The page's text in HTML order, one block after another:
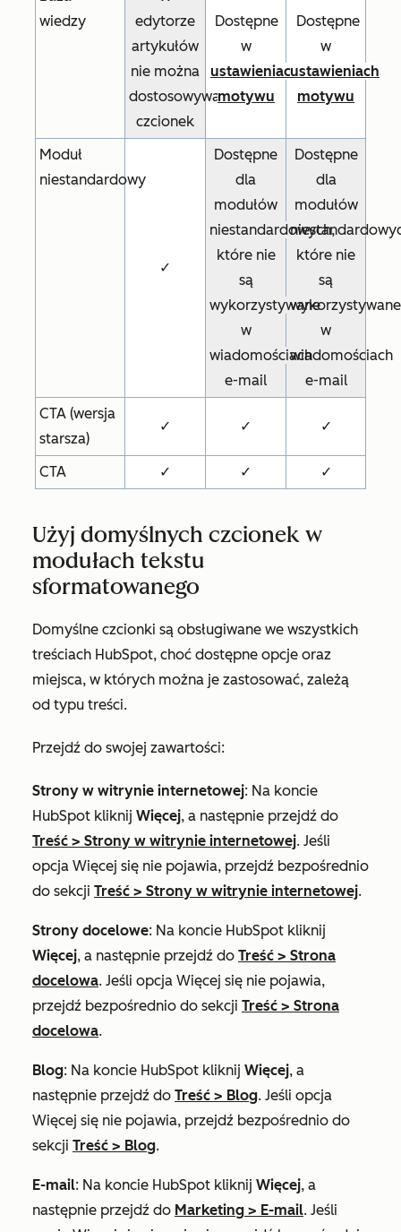
wiedzy
edytorze
artykułów
nie można
dostosowywać
czcionek
Dostępne
w
ustawieniach
motywu
Dostępne
w
ustawieniach
motywu
Moduł
niestandardowy
✓
Dostępne
dla
modułów
niestandardowych,
które nie
są
wykorzystywane
w
wiadomościach
e-mail
Dostępne
dla
modułów
które nie
są
wykorzystywane
w
wiadomościach
e-mail
CTA (wersja
starsza)
✓ ✓ ✓
CTA ✓ ✓ ✓
Użyj domyślnych czcionek w
modułach tekstu
sformatowanego
Domyślne czcionki są obsługiwane we wszystkich
treściach HubSpot, choć dostępne opcje oraz
miejsca, w których można je zastosować, zależą
od typu treści.
Przejdź do swojej zawartości:
Strony w witrynie internetowej: Na koncie
HubSpot kliknij Więcej, a następnie przejdź do
Treść > Strony w witrynie internetowej. Jeśli
opcja Więcej się nie pojawia, przejdź bezpośrednio
do sekcji Treść > Strony w witrynie internetowej.
Strony docelowe: Na koncie HubSpot kliknij
Więcej, a następnie przejdź do Treść > Strona
docelowa. Jeśli opcja Więcej się nie pojawia,
przejdź bezpośrednio do sekcji Treść > Strona
docelowa.
Blog: Na koncie HubSpot kliknij Więcej, a
następnie przejdź do Treść > Blog. Jeśli opcja
Więcej się nie pojawia, przejdź bezpośrednio do
sekcji Treść > Blog.
E-mail: Na koncie HubSpot kliknij Więcej, a
następnie przejdź do Marketing > E-mail. Jeśli